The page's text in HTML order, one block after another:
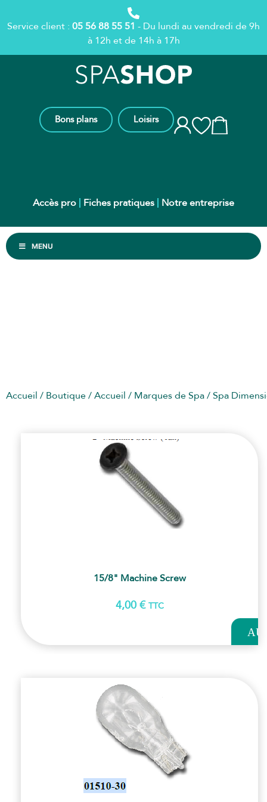
Service client : 05 56 88 55 51 - Du lundi au vendredi de 9h
à 12h et de 14h à 17h
Bons plans Loisirs
Accès pro Fiches pratiques Notre entreprise
MENU
Accueil / Boutique/Accueil / Marques de Spa/ Spa
15/8" Machine Screw
4,00 € TTC
AU